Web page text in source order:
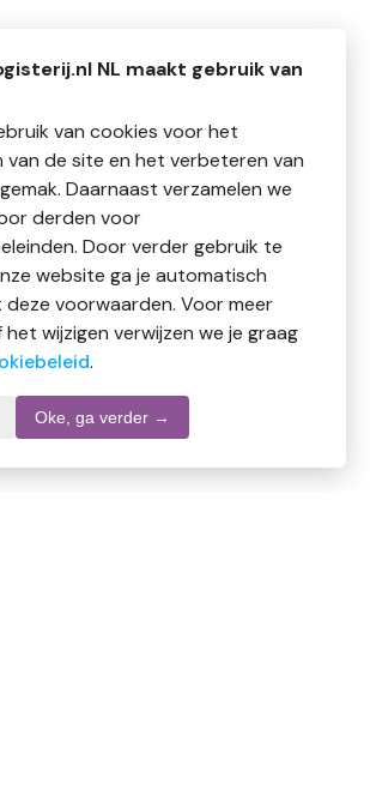
NL maakt gebruik van
van cookies voor het
de site en het verbeteren van
Daarnaast verzamelen we
derden voor
Door verder gebruik te
website ga je automatisch
voorwaarden. Voor meer
wijzigen verwijzen we je graag
.
Oke, ga verder →